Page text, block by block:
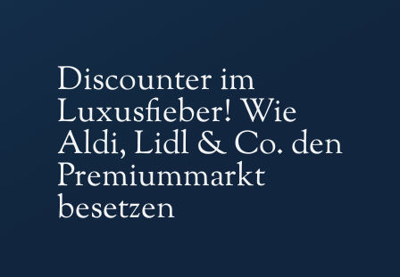
Discounter im
Luxusfieber! Wie
Aldi, Lidl & Co. den
Premiummarkt
besetzen